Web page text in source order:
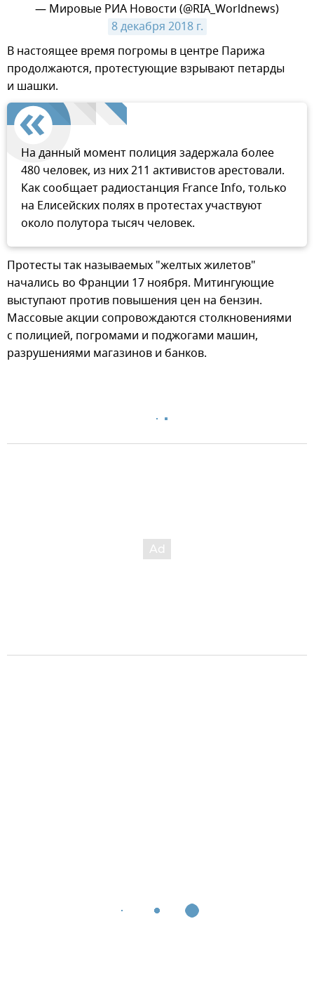
— Мировые РИА Новости (@RIA_Worldnews)
8 декабря 2018 г.
​В настоящее время погромы в центре Парижа
продолжаются, протестующие взрывают петарды
и шашки.
На данный момент полиция задержала более
480 человек, из них 211 активистов арестовали.
Как сообщает радиостанция France Info, только
на Елисейских полях в протестах участвуют
около полутора тысяч человек.
Протесты так называемых "желтых жилетов"
начались во Франции 17 ноября. Митингующие
выступают против повышения цен на бензин.
Массовые акции сопровождаются столкновениями
с полицией, погромами и поджогами машин,
разрушениями магазинов и банков.